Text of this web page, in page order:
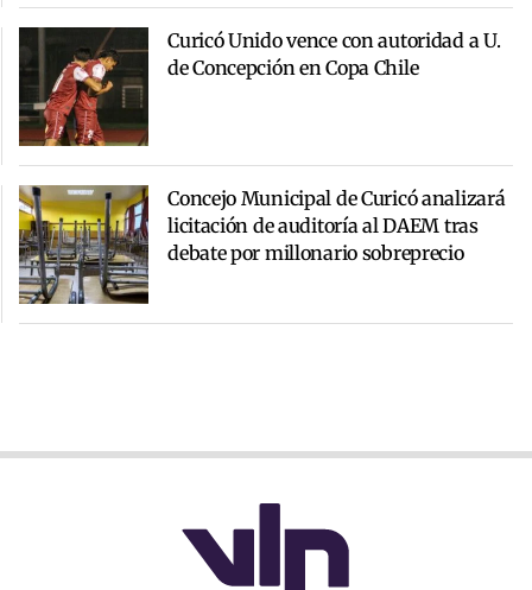
Curicó Unido vence con autoridad a U.
de Concepción en Copa Chile
Concejo Municipal de Curicó analizará
licitación de auditoría al DAEM tras
debate por millonario sobreprecio